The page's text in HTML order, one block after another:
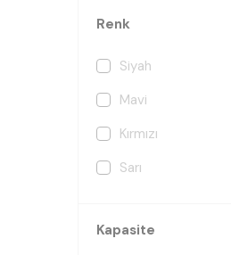
Renk
Siyah
Mavi
Kırmızı
Sarı
Kapasite